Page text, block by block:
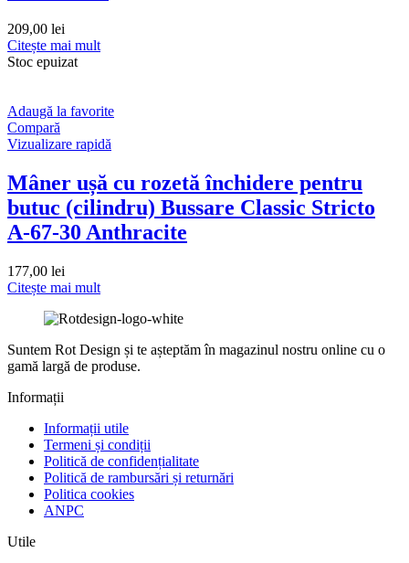
209,00 lei
Citește mai mult
Stoc epuizat
Adaugă la favorite
Compară
Vizualizare rapidă
Mâner ușă cu rozetă închidere pentru
butuc (cilindru) Bussare Classic Stricto
A-67-30 Anthracite
177,00 lei
Citește mai mult
Suntem Rot Design și te așteptăm în magazinul nostru online cu o
gamă largă de produse.
Informații
Informații utile
Termeni și condiții
Politică de confidențialitate
Politică de rambursări și returnări
Politica cookies
ANPC
Utile